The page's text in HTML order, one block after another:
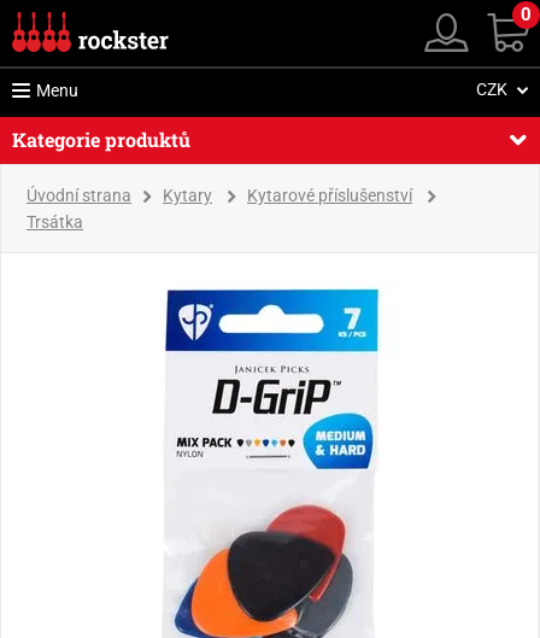
0
Menu CZK
Kategorie produktů
Úvodní strana Kytary
Kytarové příslušenství
Trsátka